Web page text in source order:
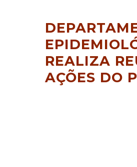
REALIZA
AÇÕES DO